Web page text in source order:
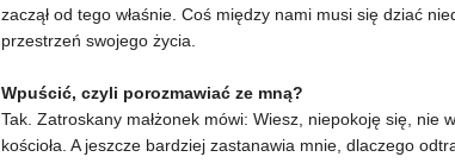
zaczął od tego właśnie. Coś między nami musi się dziać
przestrzeń swojego życia.
Wpuścić, czyli porozmawiać ze mną?
Tak. Zatroskany małżonek mówi: Wiesz, niepokoję się, nie
kościoła. A jeszcze bardziej zastanawia mnie, dlaczego